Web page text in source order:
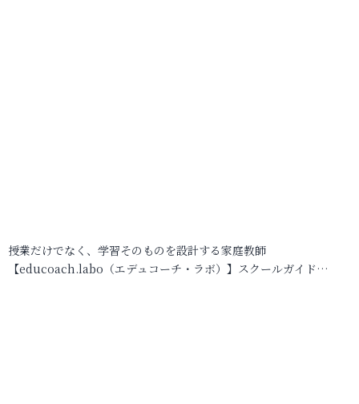
授業だけでなく、学習そのものを設計する家庭教師
【educoach.labo（エデュコーチ・ラボ）】スクールガイド…